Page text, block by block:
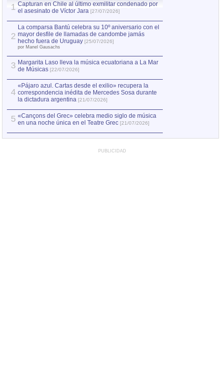
1 Capturan en Chile al último exmilitar condenado por
el asesinato de Víctor Jara [27/07/2026]
2
La comparsa Bantú celebra su 10º aniversario con el
mayor desfile de llamadas de candombe jamás
hecho fuera de Uruguay [25/07/2026]
por Manel Gausachs
3 Margarita Laso lleva la música ecuatoriana a La Mar
de Músicas [22/07/2026]
4
«Pájaro azul. Cartas desde el exilio» recupera la
correspondencia inédita de Mercedes Sosa durante
la dictadura argentina [21/07/2026]
5 «Cançons del Grec» celebra medio siglo de música
en una noche única en el Teatre Grec [21/07/2026]
PUBLICIDAD